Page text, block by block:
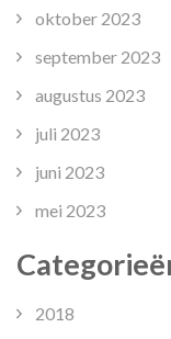
oktober 2023
september 2023
augustus 2023
juli 2023
juni 2023
mei 2023
2018